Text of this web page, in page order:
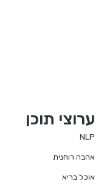
ערוצי תוכן
NLP
אהבה רוחנית
אוכל בריא